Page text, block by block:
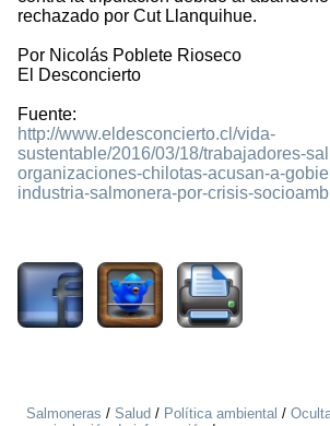
rechazado por Cut Llanquihue.
Por Nicolás Poblete Rioseco
El Desconcierto
Fuente:
http://www.eldesconcierto.cl/vida-
sustentable/2016/03/18/trabajadores-
organizaciones-chilotas-acusan-a-
industria-salmonera-por-crisis-
Salmoneras / Salud / Política ambiental /